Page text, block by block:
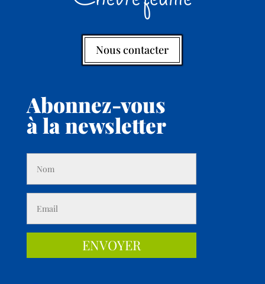
Nous contacter
Abonnez-vous
à la newsletter